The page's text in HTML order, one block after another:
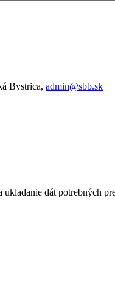
Bystrica, admin@sbb.sk
dát potrebných